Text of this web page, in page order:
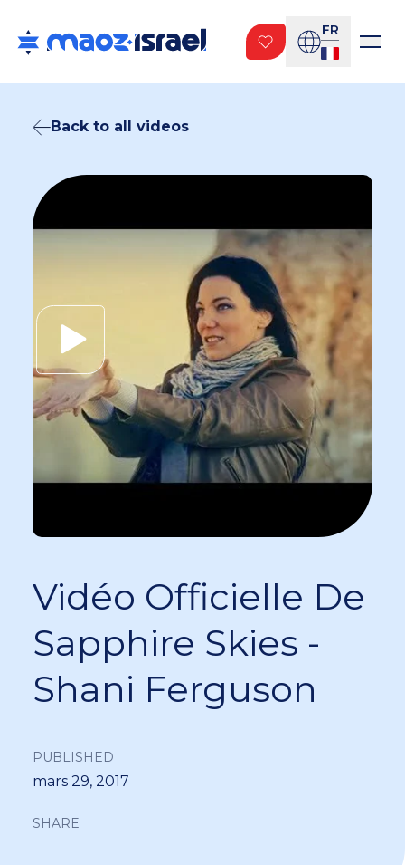
FR
Back to all videos
Vidéo Officielle De
Sapphire Skies -
Shani Ferguson
PUBLISHED
mars 29, 2017
SHARE